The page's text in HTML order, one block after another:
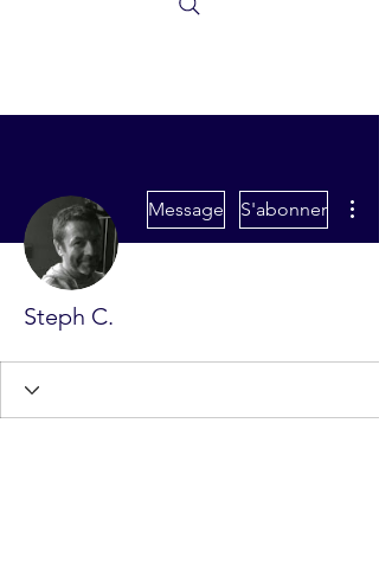
Message S'abonner
Steph C.